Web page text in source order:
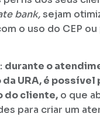
bank,sejam
o uso do CEP ou
durante o
URA, é possível
do cliente, o que
para criar um